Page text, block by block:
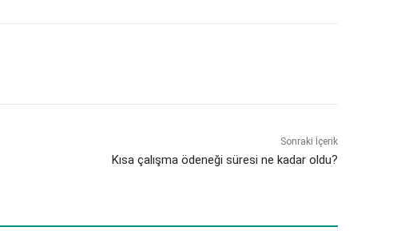
Sonraki İçerik
Kısa çalışma ödeneği süresi ne kadar oldu?